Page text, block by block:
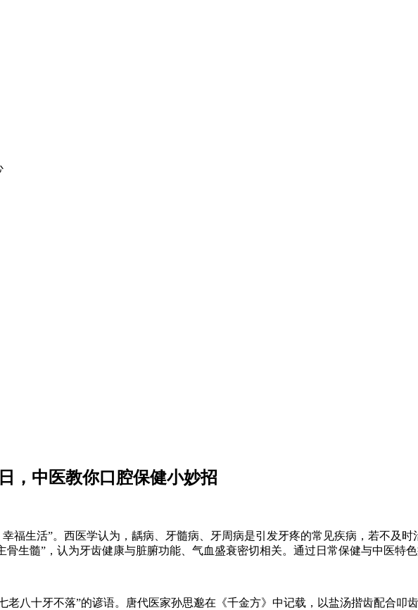
，中医教你口腔保健小妙招
生活”。西医学认为，龋病、牙髓病、牙周病是引发牙疼的常见疾病，若不及时
生髓”，认为牙齿健康与脏腑功能、气血盛衰密切相关。通过日常保健与中医特
十牙不落”的谚语。唐代医家孙思邈在《千金方》中记载，以盐汤揩齿配合叩